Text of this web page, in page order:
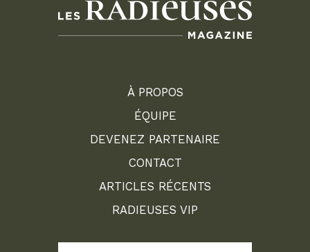
À PROPOS
ÉQUIPE
DEVENEZ PARTENAIRE
CONTACT
ARTICLES RÉCENTS
RADIEUSES VIP